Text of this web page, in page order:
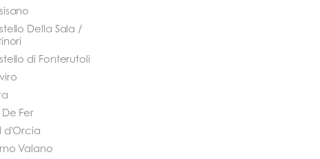
Della Sala /
di Fonterutoli
Fer
d'Orcia
Valano